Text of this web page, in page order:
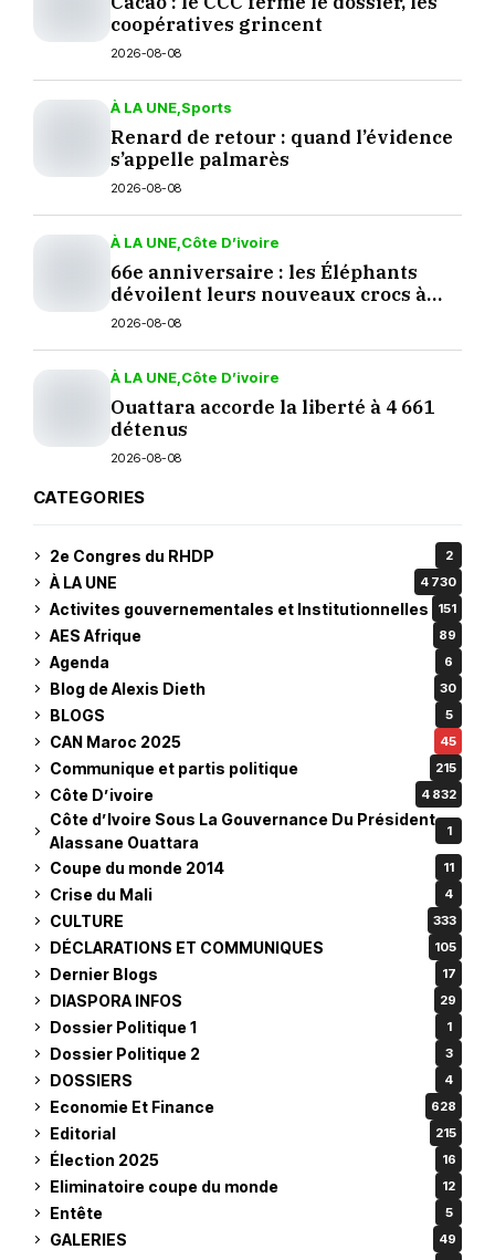
coopératives grincent
2026-08-08
À LA UNE Sports
Renard de retour : quand l’évidence
s’appelle palmarès
2026-08-08
À LA UNE Côte D’ivoire
66e anniversaire : les Éléphants
dévoilent leurs nouveaux crocs à
Yopougon
2026-08-08
À LA UNE Côte D’ivoire
Ouattara accorde la liberté à 4 661
détenus
2026-08-08
CATEGORIES
2e Congres du RHDP 2
À LA UNE 4 730
Activites gouvernementales et Institutionnelles 151
AES Afrique 89
Agenda 6
Blog de Alexis Dieth 30
BLOGS 5
CAN Maroc 2025 45
Communique et partis politique 215
Côte D’ivoire 4 832
Côte d’Ivoire Sous La Gouvernance Du Président
Alassane Ouattara
1
Coupe du monde 2014 11
Crise du Mali 4
CULTURE 333
DÉCLARATIONS ET COMMUNIQUES 105
Dernier Blogs 17
DIASPORA INFOS 29
Dossier Politique 1 1
Dossier Politique 2 3
DOSSIERS 4
Economie Et Finance 628
Editorial 215
Élection 2025 16
Eliminatoire coupe du monde 12
Entête 5
GALERIES 49